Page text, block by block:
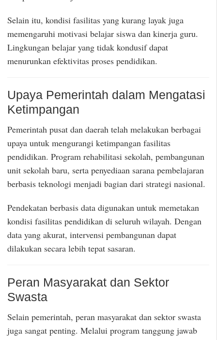
Selain itu, kondisi fasilitas yang kurang layak juga
memengaruhi motivasi belajar siswa dan kinerja guru.
Lingkungan belajar yang tidak kondusif dapat
menurunkan efektivitas proses pendidikan.
Upaya Pemerintah dalam Mengatasi
Ketimpangan
Pemerintah pusat dan daerah telah melakukan berbagai
upaya untuk mengurangi ketimpangan fasilitas
pendidikan. Program rehabilitasi sekolah, pembangunan
unit sekolah baru, serta penyediaan sarana pembelajaran
berbasis teknologi menjadi bagian dari strategi nasional.
Pendekatan berbasis data digunakan untuk memetakan
kondisi fasilitas pendidikan di seluruh wilayah. Dengan
data yang akurat, intervensi pembangunan dapat
dilakukan secara lebih tepat sasaran.
Peran Masyarakat dan Sektor
Swasta
Selain pemerintah, peran masyarakat dan sektor swasta
juga sangat penting. Melalui program tanggung jawab